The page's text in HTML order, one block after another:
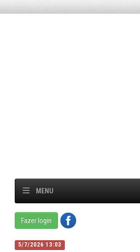
MENU
Fazer login
5/7/2026 13:03